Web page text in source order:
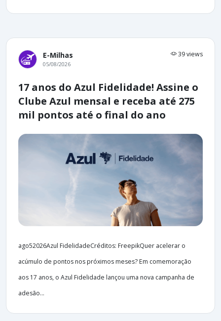
E-Milhas 39 views
05/08/2026
17 anos do Azul Fidelidade! Assine o
Clube Azul mensal e receba até 275
mil pontos até o final do ano
ago52026Azul FidelidadeCréditos: FreepikQuer acelerar o
acúmulo de pontos nos próximos meses? Em comemoração
aos 17 anos, o Azul Fidelidade lançou uma nova campanha de
adesão...